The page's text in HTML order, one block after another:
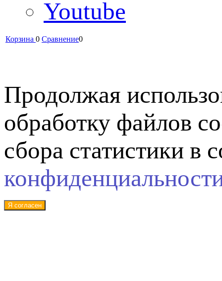
Youtube
Корзина 0 Сравнение0
Продолжая
обработку файлов
сбора статистики в
Я согласен